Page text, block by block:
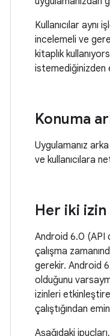
Kullanıcılar aynı
incelemeli ve
kitaplık
istemediğinizden
Konuma
Uygulamanız
ve kullanıcılara
Her iki
Android 6.0 (API
çalışma
gerekir. Android
olduğunu
izinleri
çalıştığından
Aşağıdaki